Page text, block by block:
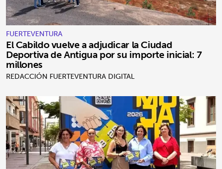
FUERTEVENTURA
El Cabildo vuelve a adjudicar la Ciudad
Deportiva de Antigua por su importe inicial: 7
millones
REDACCIÓN FUERTEVENTURA DIGITAL